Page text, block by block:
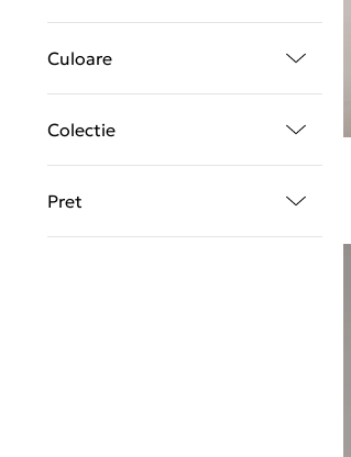
Culoare
Colectie
Pret